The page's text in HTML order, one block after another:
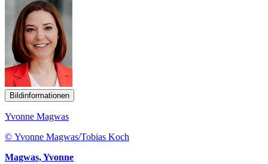
Bildinformationen
Yvonne Magwas
© Yvonne Magwas/Tobias Koch
Magwas, Yvonne